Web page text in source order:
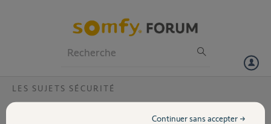
Volet
LES SUJETS SÉCURITÉ
Boîtier nu alarme 4 bouton ref 2400617
Continuer sans accepter →